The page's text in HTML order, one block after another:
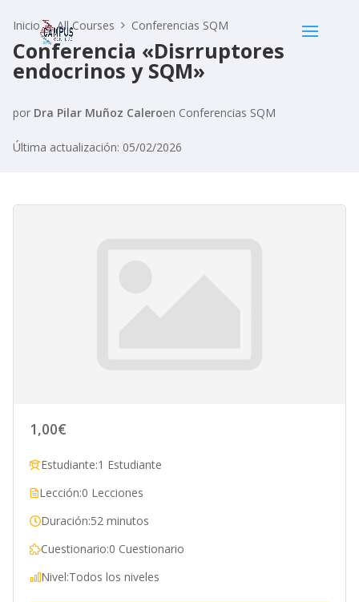
Inicio All Courses Conferencias SQM
Conferencia «Disrruptores
endocrinos y SQM»
por Dra Pilar Muñoz Caleroen Conferencias SQM
Última actualización: 05/02/2026
1,00€
Estudiante:1 Estudiante
Lección:0 Lecciones
Duración:52 minutos
Cuestionario:0 Cuestionario
Nivel:Todos los niveles